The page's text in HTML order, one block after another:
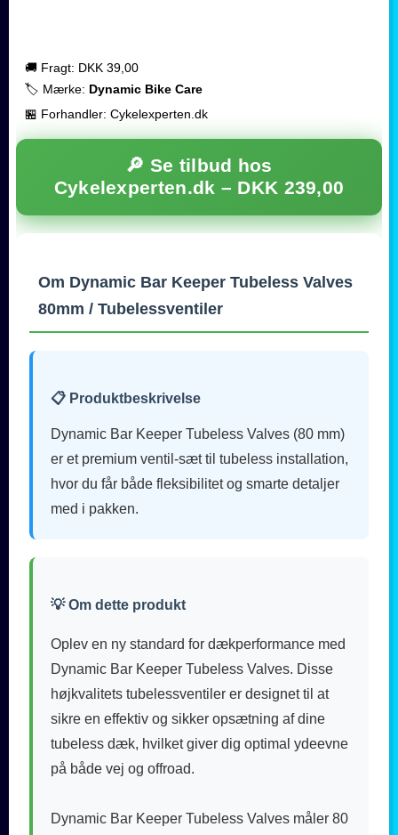
🚚 Fragt: DKK 39,00
🏷️ Mærke: Dynamic Bike Care
🏪 Forhandler: Cykelexperten.dk
🔎 Se tilbud hos
Cykelexperten.dk – DKK 239,00
Om Dynamic Bar Keeper Tubeless Valves
80mm / Tubelessventiler
📋 Produktbeskrivelse
Dynamic Bar Keeper Tubeless Valves (80 mm)
er et premium ventil-sæt til tubeless installation,
hvor du får både fleksibilitet og smarte detaljer
med i pakken.
💡 Om dette produkt
Oplev en ny standard for dækperformance med
Dynamic Bar Keeper Tubeless Valves. Disse
højkvalitets tubelessventiler er designet til at
sikre en effektiv og sikker opsætning af dine
tubeless dæk, hvilket giver dig optimal ydeevne
på både vej og offroad.
Dynamic Bar Keeper Tubeless Valves måler 80